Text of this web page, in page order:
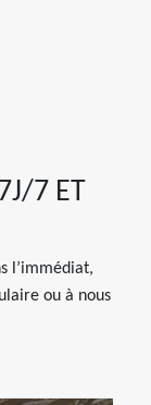
7 ET
l’immédiat,
ou à nous